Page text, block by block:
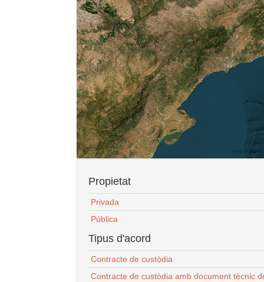
Propietat
Privada
Pública
Tipus d'acord
Contracte de custòdia
Contracte de custòdia amb document tècnic